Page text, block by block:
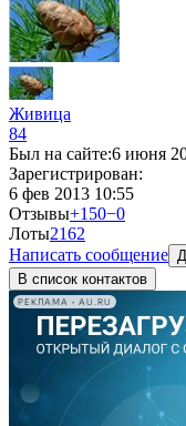
Живица
84
Был на сайте:6 июня
Зарегистрирован:
6 фев 2013 10:55
Отзывы+150−0
Лоты2162
Написать сообщение
В список контактов
РЕКЛАМА • AU.RU